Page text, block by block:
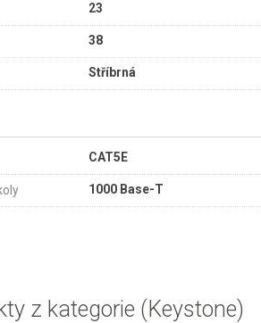
23
38
Stříbrná
CAT5E
1000 Base-T
z kategorie (Keystone)